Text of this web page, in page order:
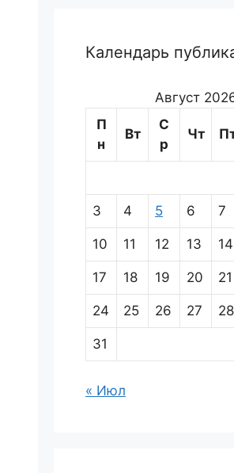
Календарь
Август
П
н
Вт
С
р
Чт
3 4 5 6 7
10 11 12 13 14
17 18 19 20 21
24 25 26 27 28
31
« Июл